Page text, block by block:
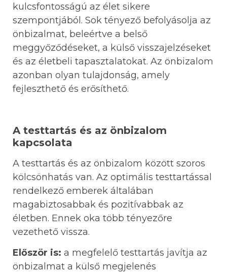
kulcsfontosságú az élet sikere
szempontjából. Sok tényező befolyásolja az
önbizalmat, beleértve a belső
meggyőződéseket, a külső visszajelzéseket
és az életbeli tapasztalatokat. Az önbizalom
azonban olyan tulajdonság, amely
fejleszthető és erősíthető.
A testtartás és az önbizalom
kapcsolata
A testtartás és az önbizalom között szoros
kölcsönhatás van. Az optimális testtartással
rendelkező emberek általában
magabiztosabbak és pozitívabbak az
életben. Ennek oka több tényezőre
vezethető vissza.
Először is: a megfelelő testtartás javítja az
önbizalmat a külső megjelenés